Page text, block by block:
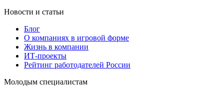
Новости и статьи
Блог
О компаниях в игровой форме
Жизнь в компании
ИТ-проекты
Рейтинг работодателей России
Молодым специалистам